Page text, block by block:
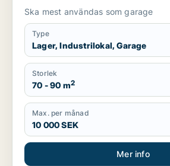
Ska mest användas som garage
Type
Lager, Industrilokal, Garage
Storlek
70 - 90 m2
Max. per månad
10 000 SEK
Mer info